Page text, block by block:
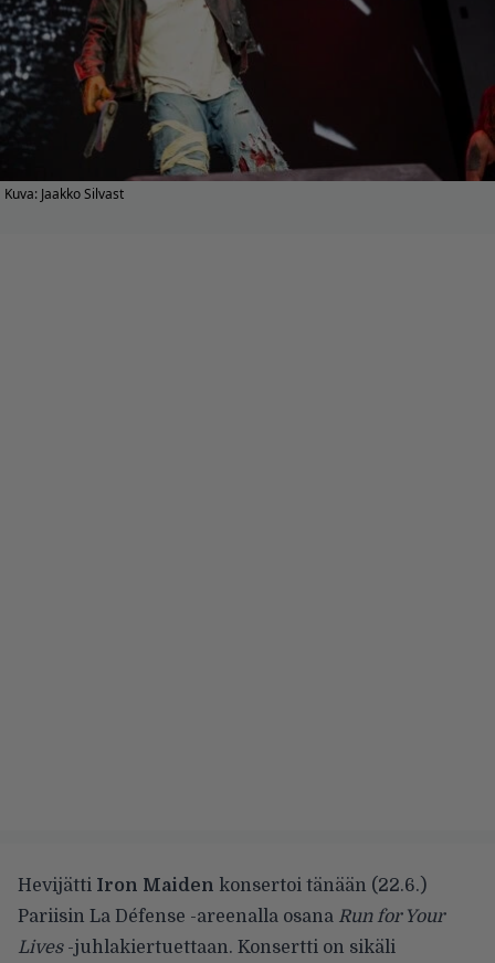
Kuva: Jaakko Silvast
Hevijätti Iron Maiden konsertoi tänään (22.6.)
Pariisin La Défense -areenalla osana Run for Your
Lives-juhlakiertuettaan. Konsertti on sikäli